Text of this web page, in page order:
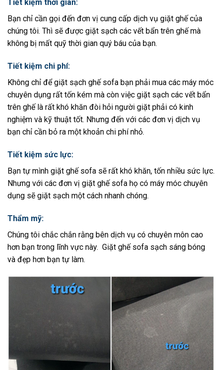
Tiết kiệm thời gian:
Bạn chỉ cần gọi đến đơn vị cung cấp dịch vụ giặt ghế của
chúng tôi. Thì sẽ được giặt sạch các vết bẩn trên ghế mà
không bị mất quỹ thời gian quý báu của bạn.
Tiết kiệm chi phí:
Không chỉ để giặt sạch ghế sofa bạn phải mua các máy móc
chuyên dụng rất tốn kém mà còn việc giặt sạch các vết bẩn
trên ghế là rất khó khăn đòi hỏi người giặt phải có kinh
nghiệm và kỹ thuật tốt. Nhưng đến với các đơn vị dịch vụ
bạn chỉ cần bỏ ra một khoản chi phí nhỏ.
Tiết kiệm sức lực:
Bạn tự mình giặt ghế sofa sẽ rất khó khăn, tốn nhiều sức lực.
Nhưng với các đơn vị giặt ghế sofa họ có máy móc chuyên
dụng sẽ giặt sạch một cách nhanh chóng.
Thẩm mỹ:
Chúng tôi chắc chắn rằng bên dịch vụ có chuyên môn cao
hơn bạn trong lĩnh vực này. Giặt ghế sofa sạch sáng bóng
và đẹp hơn bạn tự làm.